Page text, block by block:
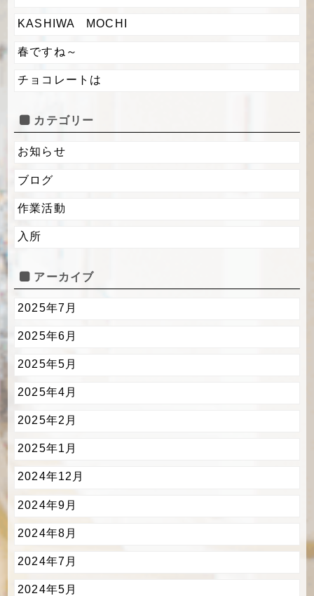
KASHIWA MOCHI
春ですね～
チョコレートは
カテゴリー
お知らせ
ブログ
作業活動
入所
アーカイブ
2025年7月
2025年6月
2025年5月
2025年4月
2025年2月
2025年1月
2024年12月
2024年9月
2024年8月
2024年7月
2024年5月